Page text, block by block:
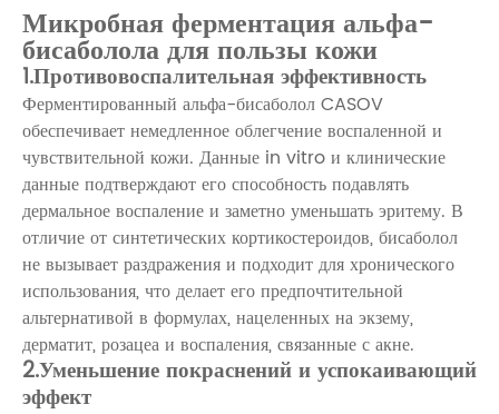
Микробная ферментация альфа-
бисаболола для пользы кожи
1.Противовоспалительная эффективность
Ферментированный альфа-бисаболол CASOV
обеспечивает немедленное облегчение воспаленной и
чувствительной кожи. Данные in vitro и клинические
данные подтверждают его способность подавлять
дермальное воспаление и заметно уменьшать эритему. В
отличие от синтетических кортикостероидов, бисаболол
не вызывает раздражения и подходит для хронического
использования, что делает его предпочтительной
альтернативой в формулах, нацеленных на экзему,
дерматит, розацеа и воспаления, связанные с акне.
2.Уменьшение покраснений и успокаивающий
эффект